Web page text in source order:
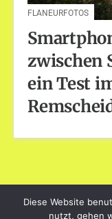
FLANEURFOTOS
zwischen
ein Test
Diese Website
nutzt, gehen